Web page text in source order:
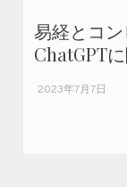
易経とコ
ChatGPT
2023年7月7日